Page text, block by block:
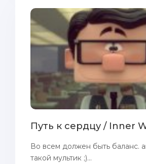
Путь к сердцу / Inner
Во всем должен быть баланс.
такой мультик ;)...